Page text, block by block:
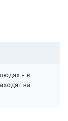
- в
на